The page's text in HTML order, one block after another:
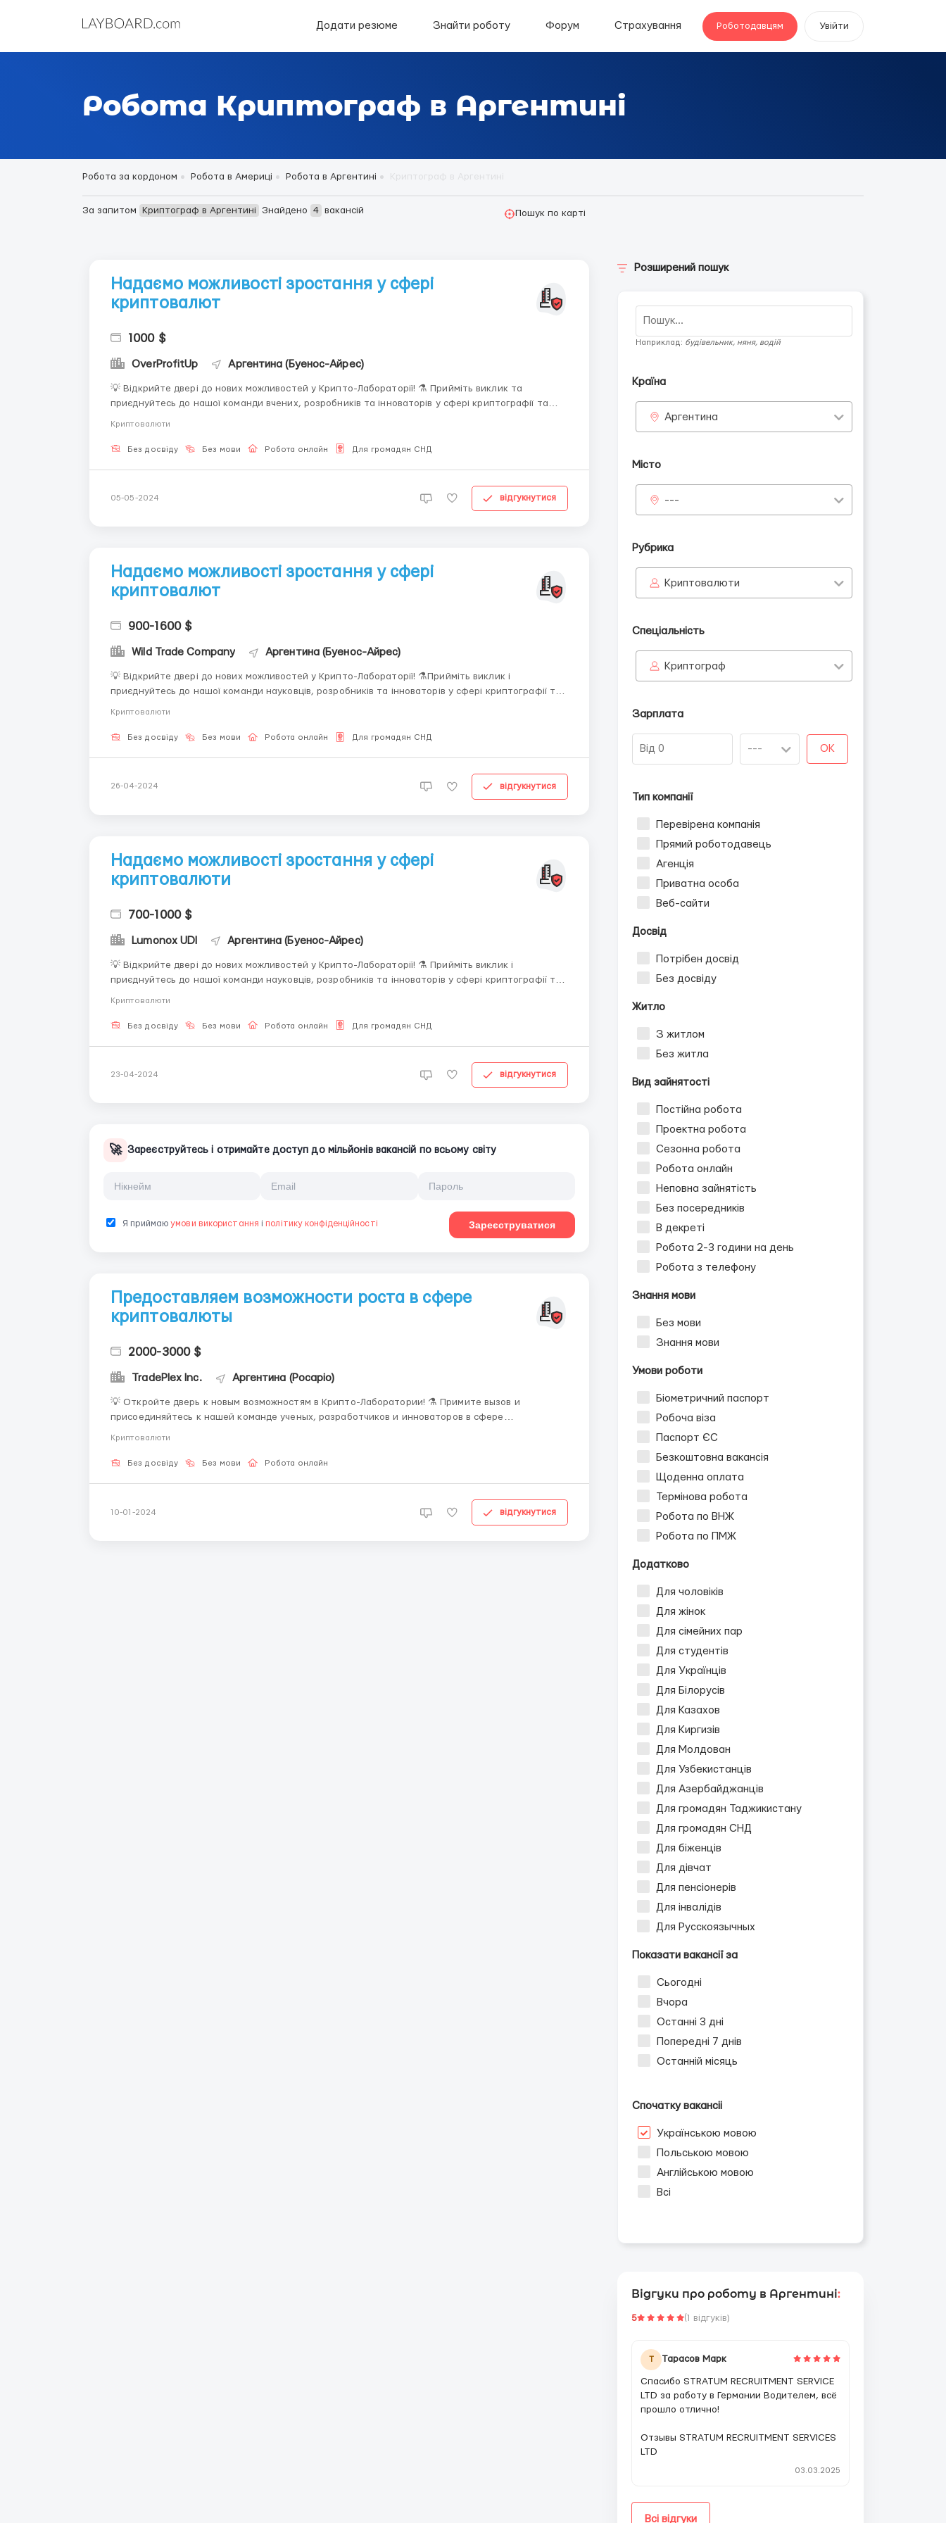
Додати резюме Знайти роботу Форум Страхування Роботодавцям Увійти
Робота Криптограф в Аргентині
Робота за кордоном Робота в Америці Робота в Аргентині
За запитом Криптограф в Аргентині Знайдено 4 вакансій Пошук по карті
Надаємо можливості зростання у сфері
криптовалют
1000 $
OverProfitUp Аргентина (Буенос-Айрес)
💡 Відкрийте двері до нових можливостей у Крипто-Лабораторії! ⚗️ Прийміть виклик та
приєднуйтесь до нашої команди вчених, розробників та інноваторів у сфері криптографії та
Криптовалюти
Без досвіду Без мови Робота онлайн Для громадян СНД
05-05-2024 відгукнутися
Надаємо можливості зростання у сфері
криптовалют
900-1600 $
Wild Trade Company Аргентина (Буенос-Айрес)
💡 Відкрийте двері до нових можливостей у Крипто-Лабораторії! ⚗️Прийміть виклик і
приєднуйтесь до нашої команди науковців, розробників та інноваторів у сфері криптографії та
Криптовалюти
Без досвіду Без мови Робота онлайн Для громадян СНД
26-04-2024 відгукнутися
Надаємо можливості зростання у сфері
криптовалюти
700-1000 $
Lumonox UDI Аргентина (Буенос-Айрес)
💡 Відкрийте двері до нових можливостей у Крипто-Лабораторії! ⚗️ Прийміть виклик і
приєднуйтесь до нашої команди науковців, розробників та інноваторів у сфері криптографії та
Криптовалюти
Без досвіду Без мови Робота онлайн Для громадян СНД
23-04-2024 відгукнутися
🚀 Зареєструйтесь і отримайте доступ до мільйонів вакансій по всьому світу
Я приймаюумови використання і політику конфіденційності Зареєструватися
Предоставляем возможности роста в сфере
криптовалюты
2000-3000 $
TradePlex Inc. Аргентина (Росаріо)
💡 Откройте дверь к новым возможностям в Крипто-Лаборатории! ⚗️ Примите вызов и
присоединяйтесь к нашей команде ученых, разработчиков и инноваторов в сфере
Криптовалюти
Без досвіду Без мови Робота онлайн
10-01-2024 відгукнутися
Розширений пошук
Наприклад: будівельник, няня, водій
Країна
Аргентина
Місто
---
Рубрика
Криптовалюти
Спеціальність
Криптограф
Зарплата
OK
Тип компанії
Перевірена компанія
Прямий роботодавець
Агенція
Приватна особа
Веб-сайти
Досвід
Потрібен досвід
Без досвіду
Житло
З житлом
Без житла
Вид зайнятості
Постійна робота
Проектна робота
Сезонна робота
Робота онлайн
Неповна зайнятість
Без посередників
В декреті
Робота 2-3 години на день
Робота з телефону
Знання мови
Без мови
Знання мови
Умови роботи
Біометричний паспорт
Робоча віза
Паспорт ЄС
Безкоштовна вакансія
Щоденна оплата
Термінова робота
Робота по ВНЖ
Робота по ПМЖ
Додатково
Для чоловіків
Для жінок
Для сімейних пар
Для студентів
Для Українців
Для Білорусів
Для Казахов
Для Киргизів
Для Молдован
Для Узбекистанців
Для Азербайджанців
Для громадян Таджикистану
Для громадян СНД
Для біженців
Для дівчат
Для пенсіонерів
Для інвалідів
Для Русскоязычных
Показати вакансії за
Сьогодні
Вчора
Останні 3 дні
Попередні 7 днів
Останній місяць
Спочатку вакансіі
Українською мовою
Польською мовою
Англійською мовою
Всі
Відгуки про роботу в Аргентині:
5 (1 відгуків)
Т Тарасов Марк
Спасибо STRATUM RECRUITMENT SERVICE
LTD за работу в Германии Водителем, всё
прошло отлично!
Отзывы STRATUM RECRUITMENT SERVICES
LTD
03.03.2025
Всі відгуки